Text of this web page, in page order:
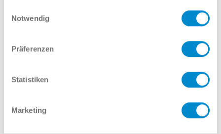
Notwendig
Präferenzen
Statistiken
Marketing
E-Mail